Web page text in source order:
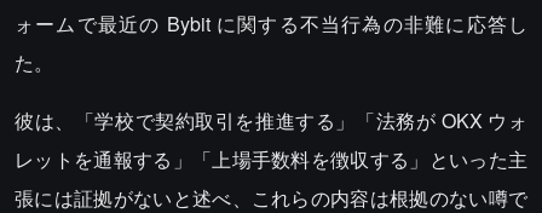
ォームで最近の Bybit に関する不当行為の非難に応答し
た。
彼は、「学校で契約取引を推進する」「法務が OKX ウォ
レットを通報する」「上場手数料を徴収する」といった主
張には証拠がないと述べ、これらの内容は根拠のない噂で